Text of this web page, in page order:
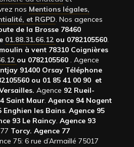
nos Mentions légales,
et RGPD. Nos agences
de la Brosse 78460
01.88.31.66.12 ou 0782105560.
à vent 78310 Coignières
ou 0782105560 . Agence
91400 Orsay Téléphone
ou 01 85 41 00 90 et
Agence 92 Rueil-
Saint Maur. Agence 94 Nogent
Enghien les Bains. Agence 95
93 Le Raincy. Agence 93
Torcy. Agence 77
75: 6 rue d’Armaillé 75017